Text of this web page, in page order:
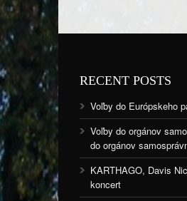
RECENT POSTS
Voľby do Európskeho
Voľby do orgánov
do orgánov
KARTHAGO, Davis
koncert